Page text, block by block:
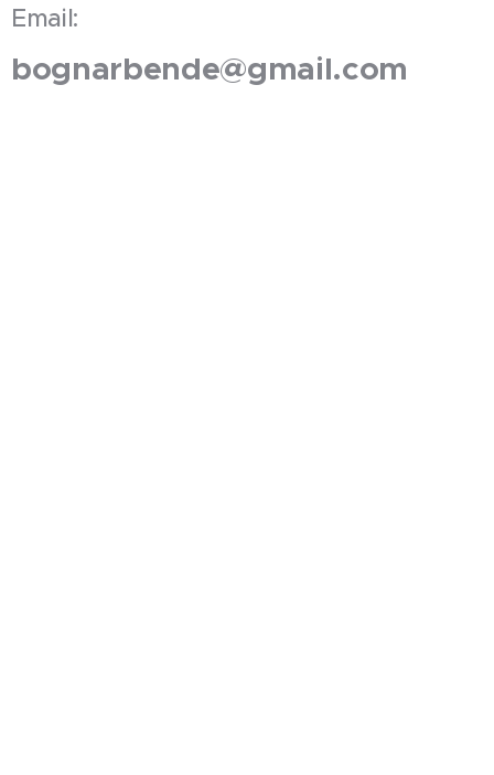
Email:
bognarbende@gmail.com